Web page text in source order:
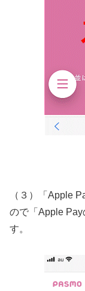
（３）「Apple
ので「Apple Pay
す。